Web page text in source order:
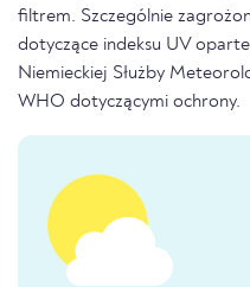
filtrem. Szczególnie
dotyczące indeksu UV
Niemieckiej Służby
WHO dotyczącymi ochrony.